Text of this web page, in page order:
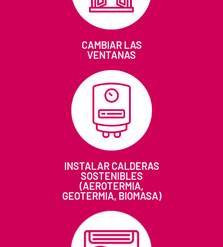
CAMBIAR LAS
VENTANAS
INSTALAR CALDERAS
SOSTENIBLES
(AEROTERMIA,
GEOTERMIA, BIOMASA)